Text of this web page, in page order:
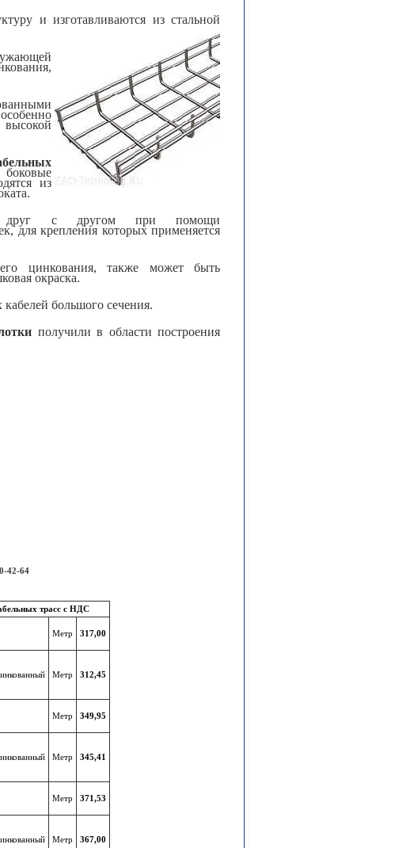
и изготавливаются из стальной
из
друг с другом при помощи
для крепления которых применяется
цинкования, также может быть
окраска.
большого сечения.
получили в области построения
42-64
трасс с НДС
Метр 317,00
Метр 312,45
Метр 349,95
Метр 345,41
Метр 371,53
Метр 367,00